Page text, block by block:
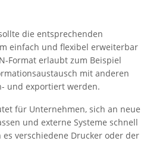
die entsprechenden
einfach und flexibel erweiterbar
Format erlaubt zum Beispiel
mit anderen
und exportiert werden.
für Unternehmen, sich an neue
und externe Systeme schnell
verschiedene Drucker oder der